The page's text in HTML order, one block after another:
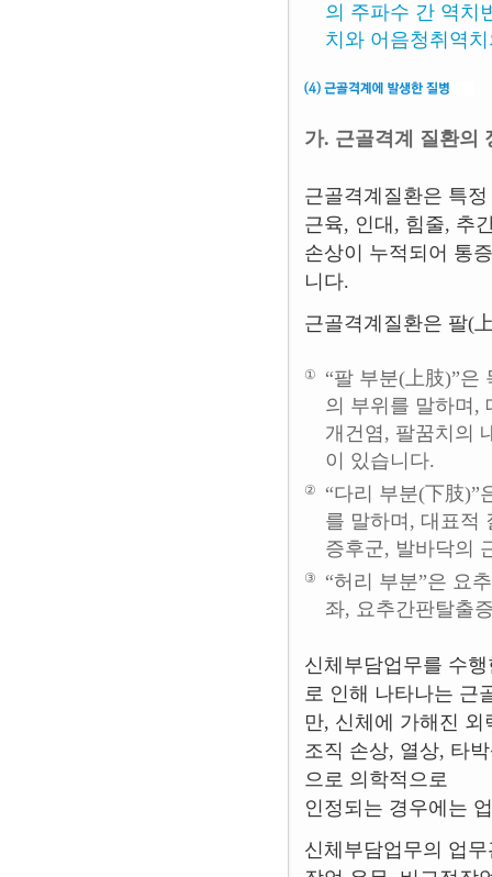
의 주파수 간 역치
치와 어음청취역
가. 근골격계 질환의
근골격계질환은 특
근육, 인대, 힘줄, 추
손상이 누적되어 통
니다.
근골격계질환은 팔(
①
“팔 부분(上肢)”은
의 부위를 말하며,
개건염, 팔꿈치의
이 있습니다.
②
“다리 부분(下肢)”
를 말하며, 대표적
증후군, 발바닥의
③
“허리 부분”은 요
좌, 요추간판탈출
신체부담업무를 수
로 인해 나타나는 근
만, 신체에 가해진
조직 손상, 열상, 타
으로 의학적으로
인정되는 경우에는
신체부담업무의 업